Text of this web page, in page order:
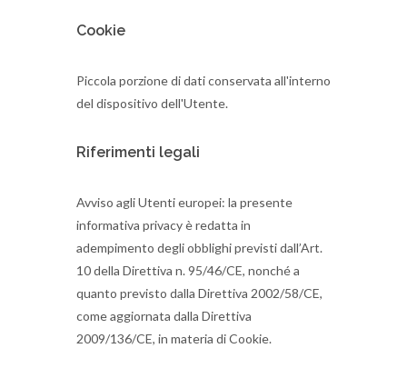
Cookie
Piccola porzione di dati conservata all'interno
del dispositivo dell'Utente.
Riferimenti legali
Avviso agli Utenti europei: la presente
informativa privacy è redatta in
adempimento degli obblighi previsti dall’Art.
10 della Direttiva n. 95/46/CE, nonché a
quanto previsto dalla Direttiva 2002/58/CE,
come aggiornata dalla Direttiva
2009/136/CE, in materia di Cookie.